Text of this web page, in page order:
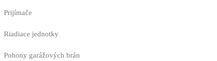
Prijímače
Riadiace jednotky
Pohony garážových brán